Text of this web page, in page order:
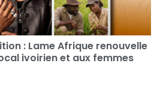
: Lame Afrique renouvelle
ivoirien et aux femmes